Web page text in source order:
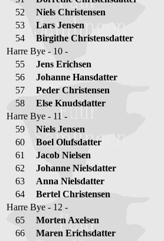
52
Niels Christensen
53
Lars Jensen
54
Birgithe Christensdatter
Harre Bye - 10 -
55
Jens Erichsen
56
Johanne Hansdatter
57
Peder Christensen
58
Else Knudsdatter
Harre Bye - 11 -
59
Niels Jensen
60
Boel Olufsdatter
61
Jacob Nielsen
62
Johanne Nielsdatter
63
Anna Nielsdatter
64
Bertel Christensen
Harre Bye - 12 -
65
Morten Axelsen
66
Maren Erichsdatter